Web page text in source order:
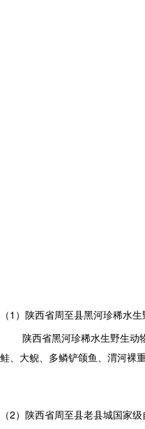
（1）陕西省周至县黑河珍稀水
陕西省黑河珍稀水生野生动
鲑、大鲵、多鳞铲颌鱼、渭河裸
（2）陕西省周至县老县城国家